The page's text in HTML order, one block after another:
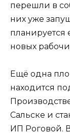
перешли в
них уже
планируется
новых
Ещё одна
находится
Сальске и
ИП Роговой.